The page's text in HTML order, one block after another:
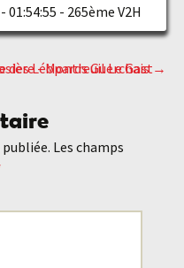
- 265ème V2H
- Montreuil Le Gast
des Léopards Guerchais→
Les champs